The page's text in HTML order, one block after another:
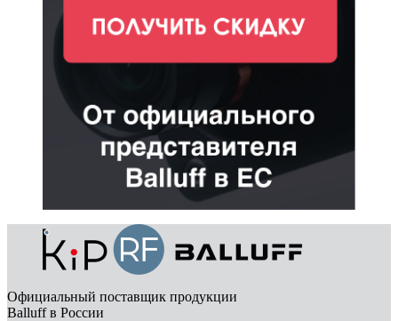
Официальный поставщик продукции
Balluff в России